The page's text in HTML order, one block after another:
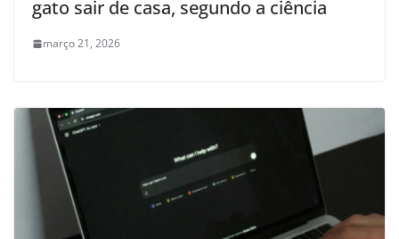
gato sair de casa, segundo a ciência
março 21, 2026